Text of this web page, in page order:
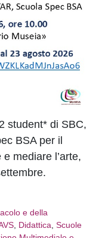
student* di SBC,
BSA per il
mediare l’arte,
e della
, Didattica, Scuole